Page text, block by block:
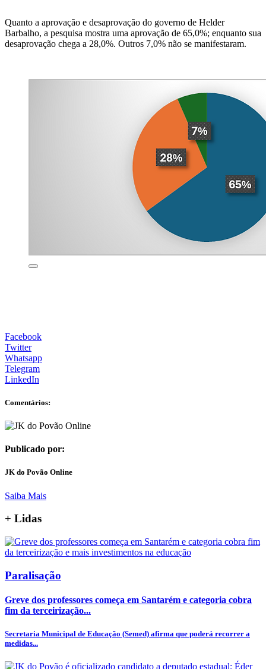
Quanto a aprovação e desaprovação do governo de Helder
Barbalho, a pesquisa mostra uma aprovação de 65,0%; enquanto sua
desaprovação chega a 28,0%. Outros 7,0% não se manifestaram.
Facebook
Twitter
Whatsapp
Telegram
LinkedIn
Comentários:
Publicado por:
JK do Povão Online
Saiba Mais
+ Lidas
Paralisação
Greve dos professores começa em Santarém e categoria cobra
fim da terceirização...
Secretaria Municipal de Educação (Semed) afirma que poderá recorrer a
medidas...